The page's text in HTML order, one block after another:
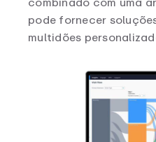
pode fornecer
multidões